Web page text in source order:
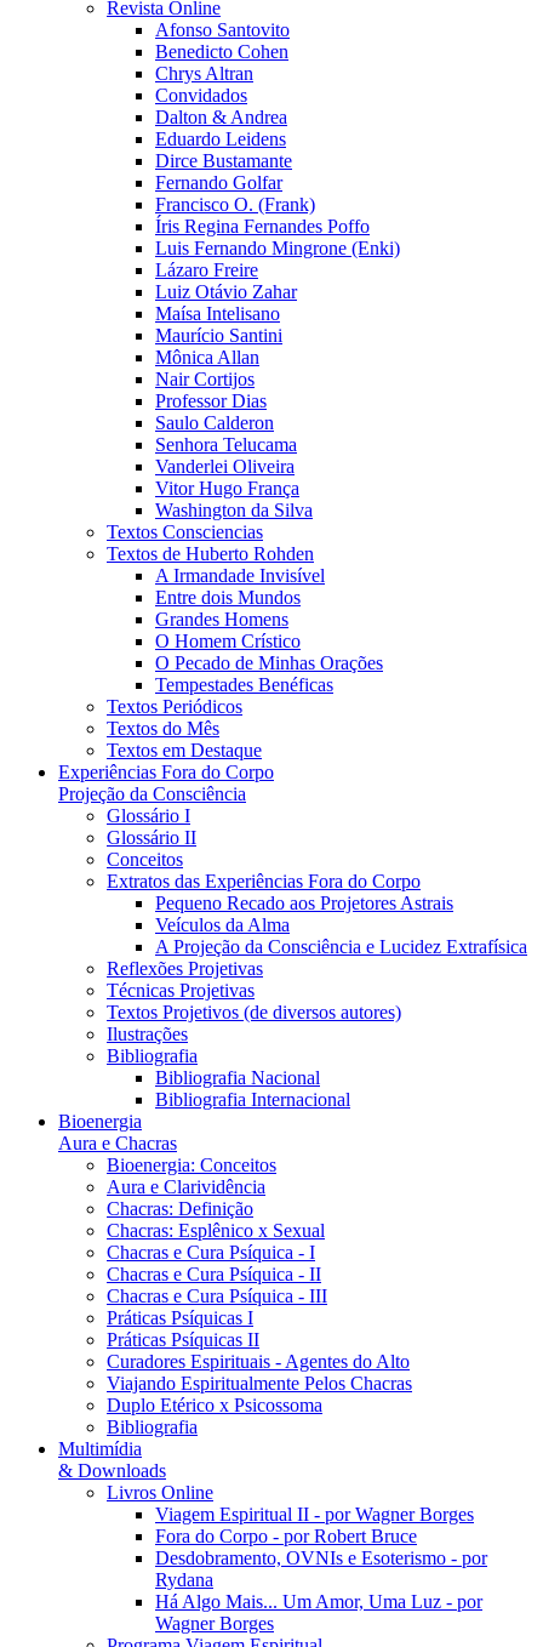
Revista Online
Afonso Santovito
Benedicto Cohen
Chrys Altran
Convidados
Dalton & Andrea
Eduardo Leidens
Dirce Bustamante
Fernando Golfar
Francisco O. (Frank)
Íris Regina Fernandes Poffo
Luis Fernando Mingrone (Enki)
Lázaro Freire
Luiz Otávio Zahar
Maísa Intelisano
Maurício Santini
Mônica Allan
Nair Cortijos
Professor Dias
Saulo Calderon
Senhora Telucama
Vanderlei Oliveira
Vitor Hugo França
Washington da Silva
Textos Consciencias
Textos de Huberto Rohden
A Irmandade Invisível
Entre dois Mundos
Grandes Homens
O Homem Crístico
O Pecado de Minhas Orações
Tempestades Benéficas
Textos Periódicos
Textos do Mês
Textos em Destaque
Experiências Fora do Corpo
Projeção da Consciência
Glossário I
Glossário II
Conceitos
Extratos das Experiências Fora do Corpo
Pequeno Recado aos Projetores Astrais
Veículos da Alma
A Projeção da Consciência e Lucidez Extrafísica
Reflexões Projetivas
Técnicas Projetivas
Textos Projetivos (de diversos autores)
Ilustrações
Bibliografia
Bibliografia Nacional
Bibliografia Internacional
Bioenergia
Aura e Chacras
Bioenergia: Conceitos
Aura e Clarividência
Chacras: Definição
Chacras: Esplênico x Sexual
Chacras e Cura Psíquica - I
Chacras e Cura Psíquica - II
Chacras e Cura Psíquica - III
Práticas Psíquicas I
Práticas Psíquicas II
Curadores Espirituais - Agentes do Alto
Viajando Espiritualmente Pelos Chacras
Duplo Etérico x Psicossoma
Bibliografia
Multimídia
& Downloads
Livros Online
Viagem Espiritual II - por Wagner Borges
Fora do Corpo - por Robert Bruce
Desdobramento, OVNIs e Esoterismo - por
Rydana
Há Algo Mais... Um Amor, Uma Luz - por
Wagner Borges